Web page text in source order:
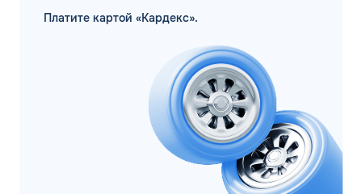
Платите картой «Кардекс».